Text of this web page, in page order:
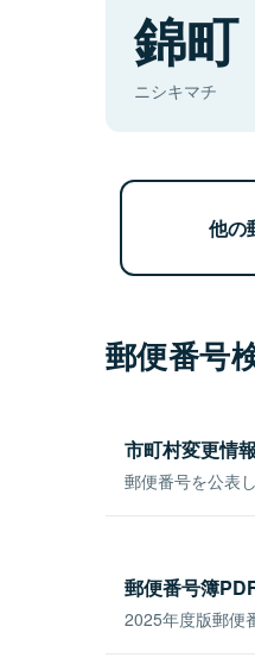
錦町
ニシキマチ
他の
郵便番号
市町村変更情報
郵便番号を公表
郵便番号簿
2025年度版郵便